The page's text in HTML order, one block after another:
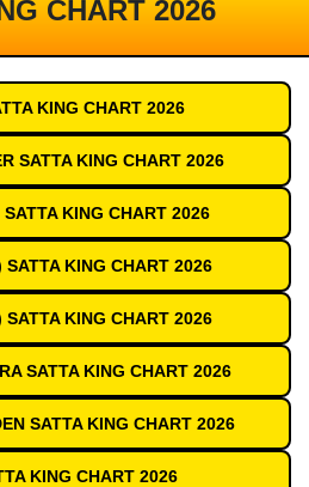
CHART 2026
KING CHART 2026
SATTA KING CHART 2026
SATTA KING CHART 2026
SATTA KING CHART 2026
SATTA KING CHART 2026
SATTA KING CHART 2026
SATTA KING CHART 2026
KING CHART 2026